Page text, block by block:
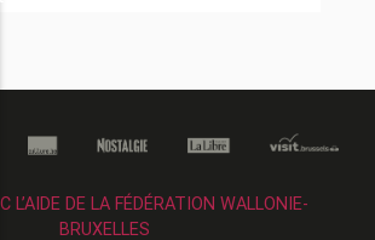
L’AIDE DE LA FÉDÉRATION WALLONIE-
BRUXELLES